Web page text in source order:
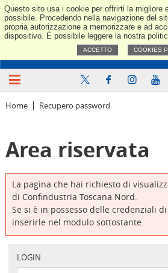
Questo sito usa i cookie per offrirti la migliore
possibile. Procedendo nella navigazione del
propria autorizzazione a memorizzare e ad
dispositivo. È possibile leggere la nostra
ACCETTO COOKIES
Home Recupero password
Area riservata
La pagina che hai richiesto di
di Confindustria Toscana Nord.
Se si è in possesso delle credenziali
inserirle nel modulo sottostante.
LOGIN